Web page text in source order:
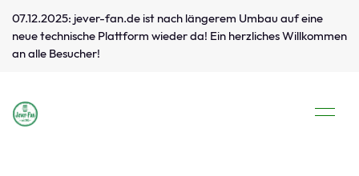
07.12.2025: jever-fan.de ist nach längerem Umbau auf eine
neue technische Plattform wieder da! Ein herzliches Willkommen
an alle Besucher!